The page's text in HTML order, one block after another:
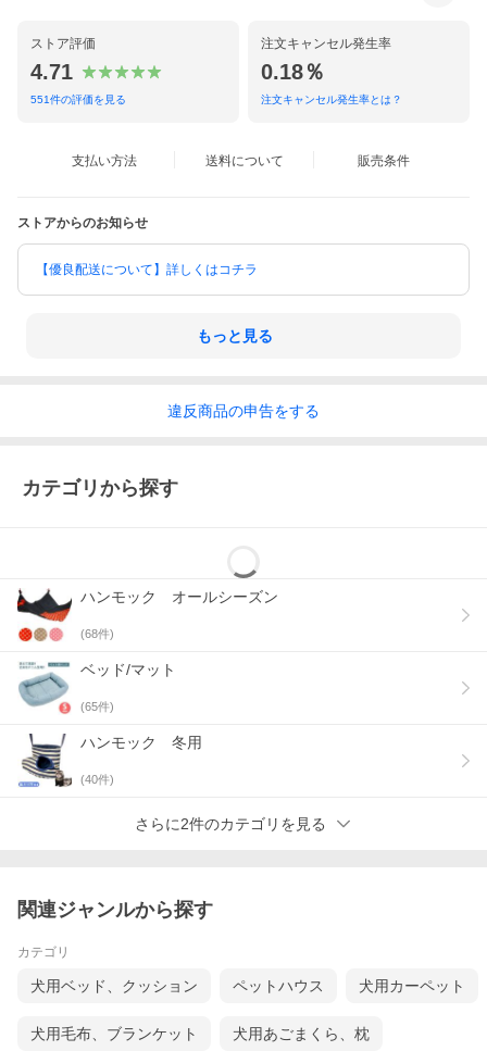
ストア評価
4.71
551件の評価を見る
注文キャンセル発生率
0.18％
注文キャンセル発生率とは？
支払い方法 送料について 販売条件
ストアからのお知らせ
【優良配送について】詳しくはコチラ
もっと見る
違反商品の申告をする
カテゴリから探す
ハンモック オールシーズン
(68件)
ベッド/マット
(65件)
ハンモック 冬用
(40件)
さらに2件のカテゴリを見る
関連ジャンルから探す
カテゴリ
犬用ベッド、クッション ペットハウス 犬用カーペット
犬用毛布、ブランケット 犬用あごまくら、枕